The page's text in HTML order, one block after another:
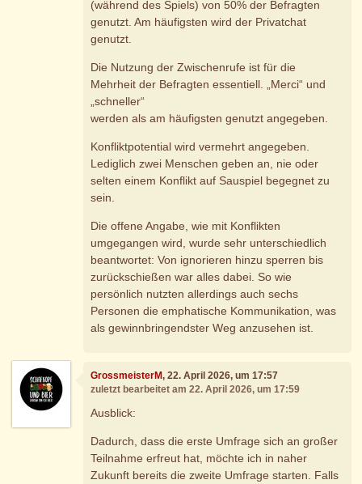
(während des Spiels) von 50% der Befragten
genutzt. Am häufigsten wird der Privatchat
genutzt.
Die Nutzung der Zwischenrufe ist für die
Mehrheit der Befragten essentiell. „Merci“ und
„schneller“
werden als am häufigsten genutzt angegeben.
Konfliktpotential wird vermehrt angegeben.
Lediglich zwei Menschen geben an, nie oder
selten einem Konflikt auf Sauspiel begegnet zu
sein.
Die offene Angabe, wie mit Konflikten
umgegangen wird, wurde sehr unterschiedlich
beantwortet: Von ignorieren hinzu sperren bis
zurückschießen war alles dabei. So wie
persönlich nutzten allerdings auch sechs
Personen die emphatische Kommunikation, was
als gewinnbringendster Weg anzusehen ist.
GrossmeisterM, 22. April 2026, um 17:57
zuletzt bearbeitet am 22. April 2026, um 17:59
Ausblick:
Dadurch, dass die erste Umfrage sich an großer
Teilnahme erfreut hat, möchte ich in naher
Zukunft bereits die zweite Umfrage starten. Falls